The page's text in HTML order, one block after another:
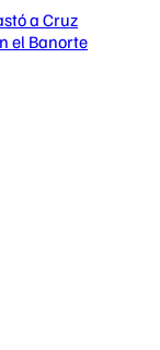
a Cruz
el Banorte